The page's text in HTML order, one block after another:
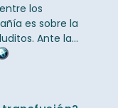
los
es sobre la
Ante la
mercado, ...